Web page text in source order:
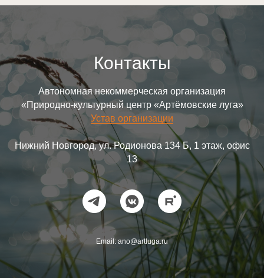
Контакты
Автономная некоммерческая организация
«Природно-культурный центр «Артёмовские луга»
Устав организации
Нижний Новгород, ул. Родионова 134 Б, 1 этаж, офис
13
Email: ano@artluga.ru